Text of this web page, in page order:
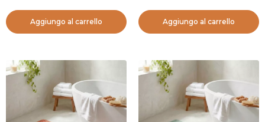
Aggiungo al carrello Aggiungo al carrello